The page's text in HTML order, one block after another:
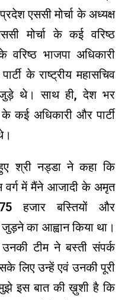
एससी मोर्चा के अध्यक्ष
मोर्चा के कई वरिष्ठ
भाजपा अधिकारी
के राष्ट्रीय महासचिव
जुड़े थे। साथ ही,देश भर
कई अधिकारी और पार्टी
श्री नड्डा ने कहा कि
वर्ग में मैंने आजादी के अमृत
हजार बस्तियों और
का आह्वान किया था।
टीम ने बस्ती संपर्क
लिए उन्हें एवं उनकी पूरी
मुझे इस बात की ख़ुशी है कि